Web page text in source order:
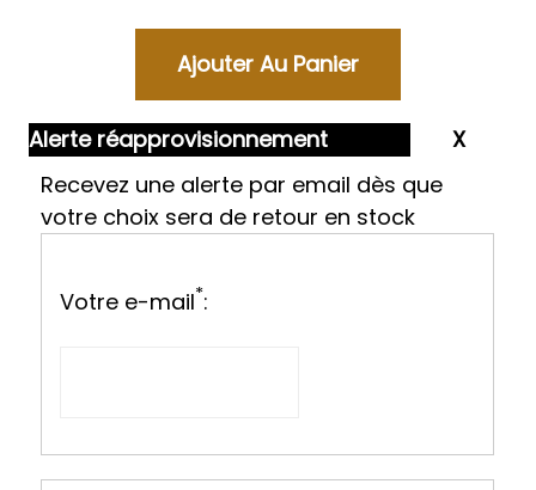
Alerte réapprovisionnement
Recevez une alerte par email dès que
votre choix sera de retour en stock
Votre e-mail*: